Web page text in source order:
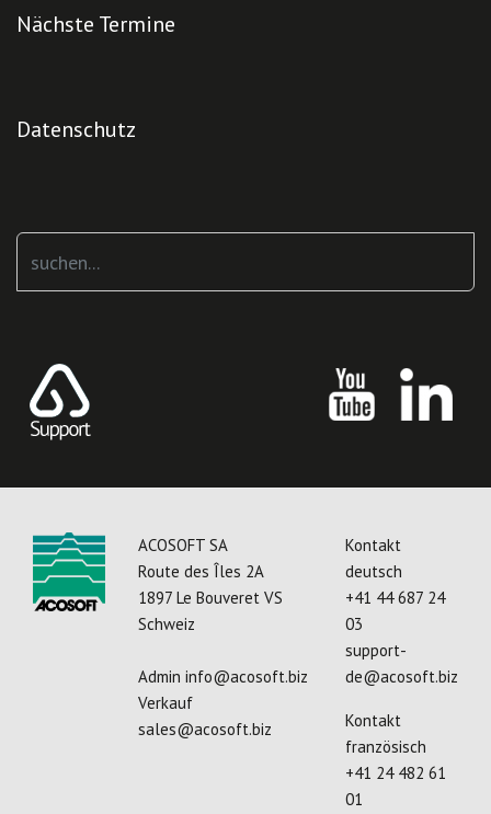
Nächste Termine
Datenschutz
...
ACOSOFT SA
Route des Îles 2A
1897 Le Bouveret VS
Schweiz
Admin info@acosoft.biz
Verkauf
sales@acosoft.biz
Kontakt
deutsch
+41 44 687 24
03
support-
de@acosoft.biz
Kontakt
französisch
+41 24 482 61
01